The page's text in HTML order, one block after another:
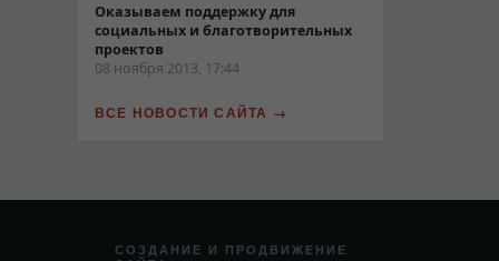
Оказываем поддержку для
социальных и благотворительных
проектов
08 ноября 2013, 17:44
ВСЕ НОВОСТИ САЙТА
СОЗДАНИЕ И ПРОДВИЖЕНИЕ